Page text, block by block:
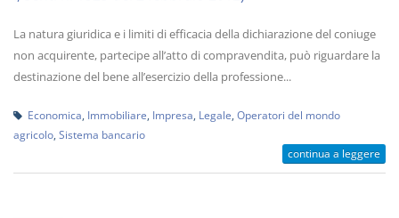
La natura giuridica e i limiti di efficacia della dichiarazione del coniuge
non acquirente, partecipe all’atto di compravendita, può riguardare la
destinazione del bene all’esercizio della professione...
Economica Immobiliare Impresa Legale Operatori del mondo
agricolo Sistema bancario
continua a leggere